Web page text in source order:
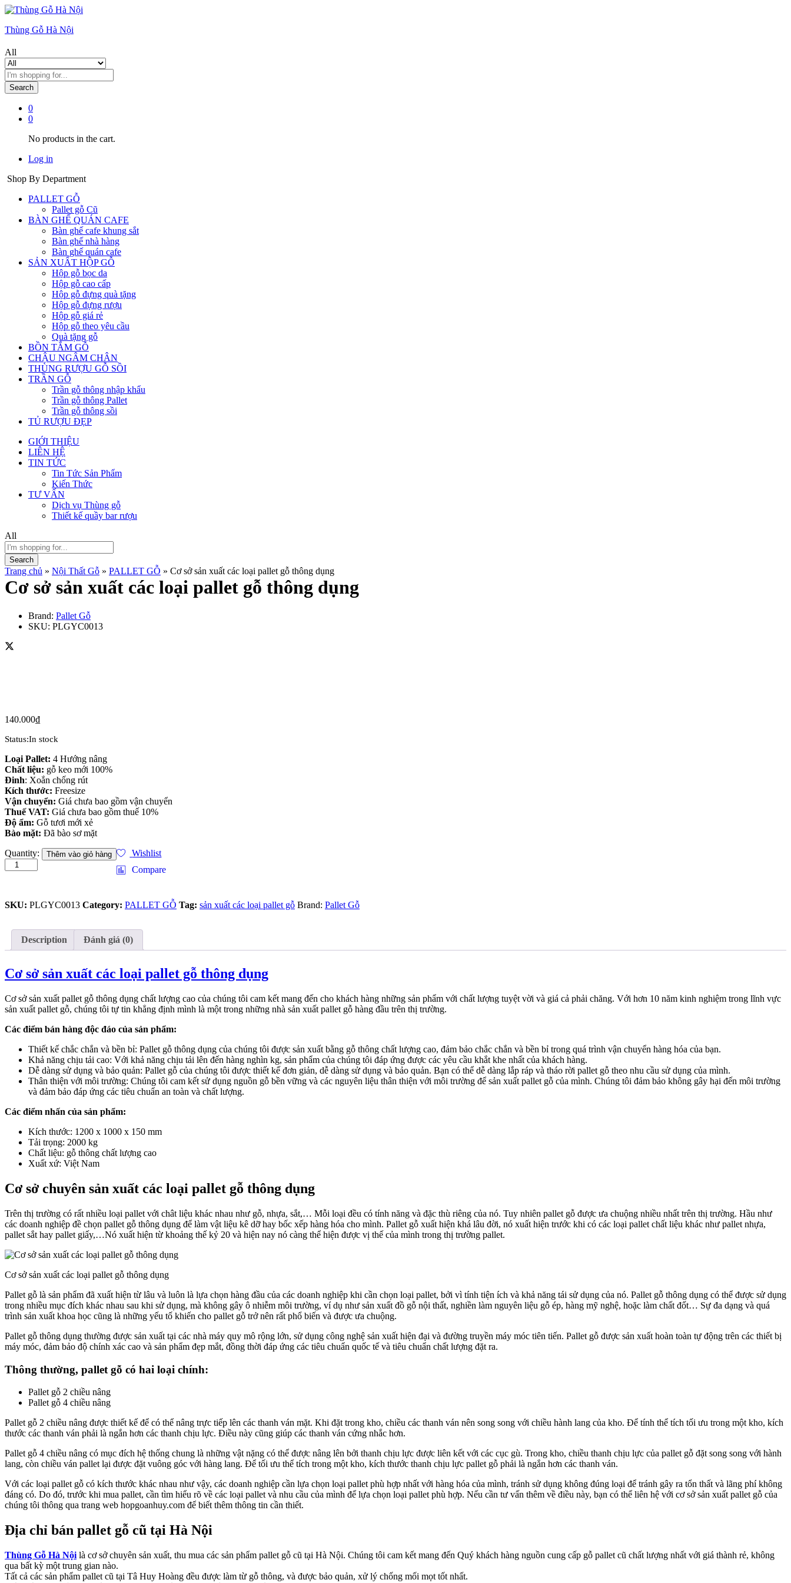
Thùng Gỗ Hà Nội
All
Search
0
0
No products in the cart.
Log in
Shop By Department
PALLET GỖ
Pallet gỗ Cũ
BÀN GHẾ QUÁN CAFE
Bàn ghế cafe khung sắt
Bàn ghế nhà hàng
Bàn ghế quán cafe
SẢN XUẤT HỘP GỖ
Hộp gỗ bọc da
Hộp gỗ cao cấp
Hộp gỗ đựng quà tặng
Hộp gỗ đựng rượu
Hộp gỗ giá rẻ
Hộp gỗ theo yêu cầu
Quà tặng gỗ
BỒN TẮM GỖ
CHẬU NGÂM CHÂN
THÙNG RƯỢU GỖ SỒI
TRẦN GỖ
Trần gỗ thông nhập khẩu
Trần gỗ thông Pallet
Trần gỗ thông sồi
TỦ RƯỢU ĐẸP
GIỚI THIỆU
LIÊN HỆ
TIN TỨC
Tin Tức Sản Phẩm
Kiến Thức
TƯ VẤN
Dịch vụ Thùng gỗ
Thiết kế quầy bar rượu
All
Search
Trang chủ » Nội Thất Gỗ » PALLET GỖ » Cơ sở sản xuất các loại pallet gỗ thông dụng
Cơ sở sản xuất các loại pallet gỗ thông dụng
Brand: Pallet Gỗ
SKU: PLGYC0013
140.000₫
Status:In stock
Loại Pallet: 4 Hướng nâng
Chất liệu: gỗ keo mới 100%
Đinh: Xoắn chống rút
Kích thước: Freesize
Vận chuyển: Giá chưa bao gồm vận chuyển
Thuế VAT: Giá chưa bao gồm thuế 10%
Độ ẩm: Gỗ tươi mới xẻ
Bào mặt: Đã bào sơ mặt
Cơ
sản
loại
thông
dụng
Quantity: Thêm vào giỏ hàng
Wishlist
Compare
SKU: PLGYC0013 Category: PALLET GỖ Tag: sản xuất các loại pallet gỗ Brand: Pallet Gỗ
Description Đánh giá (0)
Cơ sở sản xuất các loại pallet gỗ thông dụng
Cơ sở sản xuất pallet gỗ thông dụng chất lượng cao của chúng tôi cam kết mang đến cho khách hàng những sản phẩm với chất lượng tuyệt vời và giá cả phải chăng. Với hơn 10 năm kinh nghiệm trong lĩnh vực
sản xuất pallet gỗ, chúng tôi tự tin khẳng định mình là một trong những nhà sản xuất pallet gỗ hàng đầu trên thị trường.
Các điểm bán hàng độc đáo của sản phẩm:
Thiết kế chắc chắn và bền bỉ: Pallet gỗ thông dụng của chúng tôi được sản xuất bằng gỗ thông chất lượng cao, đảm bảo chắc chắn và bền bỉ trong quá trình vận chuyển hàng hóa của bạn.
Khả năng chịu tải cao: Với khả năng chịu tải lên đến hàng nghìn kg, sản phẩm của chúng tôi đáp ứng được các yêu cầu khắt khe nhất của khách hàng.
Dễ dàng sử dụng và bảo quản: Pallet gỗ của chúng tôi được thiết kế đơn giản, dễ dàng sử dụng và bảo quản. Bạn có thể dễ dàng lắp ráp và tháo rời pallet gỗ theo nhu cầu sử dụng của mình.
Thân thiện với môi trường: Chúng tôi cam kết sử dụng nguồn gỗ bền vững và các nguyên liệu thân thiện với môi trường để sản xuất pallet gỗ của mình. Chúng tôi đảm bảo không gây hại đến môi trường
và đảm bảo đáp ứng các tiêu chuẩn an toàn và chất lượng.
Các điểm nhấn của sản phẩm:
Kích thước: 1200 x 1000 x 150 mm
Tải trọng: 2000 kg
Chất liệu: gỗ thông chất lượng cao
Xuất xứ: Việt Nam
Cơ sở chuyên sản xuất các loại pallet gỗ thông dụng
Trên thị trường có rất nhiều loại pallet với chât liệu khác nhau như gỗ, nhựa, sắt,… Mỗi loại đều có tính năng và đặc thù riêng của nó. Tuy nhiên pallet gỗ được ưa chuộng nhiều nhất trên thị trường. Hầu như
các doanh nghiệp đề chọn pallet gỗ thông dụng để làm vật liệu kê dỡ hay bốc xếp hàng hóa cho mình. Pallet gỗ xuất hiện khá lâu đời, nó xuất hiện trước khi có các loại pallet chất liệu khác như pallet nhựa,
pallet sắt hay pallet giấy,…Nó xuất hiện từ khoảng thế kỷ 20 và hiện nay nó càng thể hiện được vị thế của mình trong thị trường pallet.
Cơ sở sản xuất các loại pallet gỗ thông dụng
Pallet gỗ là sản phẩm đã xuất hiện từ lâu và luôn là lựa chọn hàng đầu của các doanh nghiệp khi cần chọn loại pallet, bởi vì tính tiện ích và khả năng tái sử dụng của nó. Pallet gỗ thông dụng có thể được sử dụng
trong nhiều mục đích khác nhau sau khi sử dụng, mà không gây ô nhiễm môi trường, ví dụ như sản xuất đồ gỗ nội thất, nghiền làm nguyên liệu gỗ ép, hàng mỹ nghệ, hoặc làm chất đốt… Sự đa dạng và quá
trình sản xuất khoa học cũng là những yếu tố khiến cho pallet gỗ trở nên rất phổ biến và được ưa chuộng.
Pallet gỗ thông dụng thường được sản xuất tại các nhà máy quy mô rộng lớn, sử dụng công nghệ sản xuất hiện đại và đường truyền máy móc tiên tiến. Pallet gỗ được sản xuất hoàn toàn tự động trên các thiết bị
máy móc, đảm bảo độ chính xác cao và sản phẩm đẹp mắt, đồng thời đáp ứng các tiêu chuẩn quốc tế và tiêu chuẩn chất lượng đặt ra.
Thông thường, pallet gỗ có hai loại chính:
Pallet gỗ 2 chiều nâng
Pallet gỗ 4 chiều nâng
Pallet gỗ 2 chiều nâng được thiết kế để có thể nâng trực tiếp lên các thanh ván mặt. Khi đặt trong kho, chiều các thanh ván nên song song với chiều hành lang của kho. Để tính thể tích tối ưu trong một kho, kích
thước các thanh ván phải là ngắn hơn các thanh chịu lực. Điều này cũng giúp các thanh ván cứng nhắc hơn.
Pallet gỗ 4 chiều nâng có mục đích hệ thống chung là những vật nặng có thể được nâng lên bởi thanh chịu lực được liên kết với các cục gù. Trong kho, chiều thanh chịu lực của pallet gỗ đặt song song với hành
lang, còn chiều ván pallet lại được đặt vuông góc với hàng lang. Để tối ưu thể tích trong một kho, kích thước thanh chịu lực pallet gỗ phải là ngắn hơn các thanh ván.
Với các loại pallet gỗ có kích thước khác nhau như vậy, các doanh nghiệp cần lựa chọn loại pallet phù hợp nhất với hàng hóa của mình, tránh sử dụng không đúng loại để tránh gây ra tổn thất và lãng phí không
đáng có. Do đó, trước khi mua pallet, cần tìm hiểu rõ về các loại pallet và nhu cầu của mình để lựa chọn loại pallet phù hợp. Nếu cần tư vấn thêm về điều này, bạn có thể liên hệ với cơ sở sản xuất pallet gỗ của
chúng tôi thông qua trang web hopgoanhuy.com để biết thêm thông tin cần thiết.
Địa chỉ bán pallet gỗ cũ tại Hà Nội
Thùng Gỗ Hà Nội là cơ sở chuyên sản xuất, thu mua các sản phẩm pallet gỗ cũ tại Hà Nội. Chúng tôi cam kết mang đến Quý khách hàng nguồn cung cấp gỗ pallet cũ chất lượng nhất với giá thành rẻ, không
qua bất kỳ một trung gian nào.
Tất cả các sản phẩm pallet cũ tại Tâ Huy Hoàng đều được làm từ gỗ thông, và được bảo quản, xử lý chống mối mọt tốt nhất.